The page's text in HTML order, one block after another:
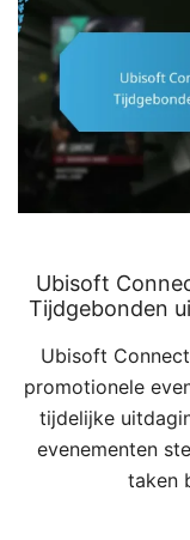
Ubisoft
Tijdgebonden
Ubisoft
promotionele
tijdelijke
evenementen
taken